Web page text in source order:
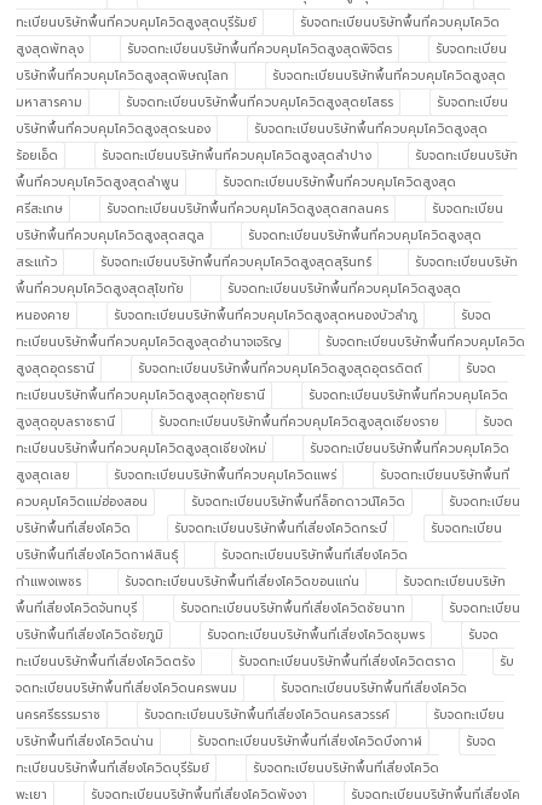
ทะเบียนบริษัทพื้นที่ควบคุมโควิดสูงสุดบุรีรัมย์
รับจดทะเบียนบริษัทพื้นที่ควบคุมโควิด
สูงสุดพัทลุง
รับจดทะเบียนบริษัทพื้นที่ควบคุมโควิดสูงสุดพิจิตร
รับจดทะเบียน
บริษัทพื้นที่ควบคุมโควิดสูงสุดพิษณุโลก
รับจดทะเบียนบริษัทพื้นที่ควบคุมโควิดสูงสุด
มหาสารคาม
รับจดทะเบียนบริษัทพื้นที่ควบคุมโควิดสูงสุดยโสธร
รับจดทะเบียน
บริษัทพื้นที่ควบคุมโควิดสูงสุดระนอง
รับจดทะเบียนบริษัทพื้นที่ควบคุมโควิดสูงสุด
ร้อยเอ็ด
รับจดทะเบียนบริษัทพื้นที่ควบคุมโควิดสูงสุดลำปาง
รับจดทะเบียนบริษัท
พื้นที่ควบคุมโควิดสูงสุดลำพูน
รับจดทะเบียนบริษัทพื้นที่ควบคุมโควิดสูงสุด
ศรีสะเกษ
รับจดทะเบียนบริษัทพื้นที่ควบคุมโควิดสูงสุดสกลนคร
รับจดทะเบียน
บริษัทพื้นที่ควบคุมโควิดสูงสุดสตูล
รับจดทะเบียนบริษัทพื้นที่ควบคุมโควิดสูงสุด
สระแก้ว
รับจดทะเบียนบริษัทพื้นที่ควบคุมโควิดสูงสุดสุรินทร์
รับจดทะเบียนบริษัท
พื้นที่ควบคุมโควิดสูงสุดสุโขทัย
รับจดทะเบียนบริษัทพื้นที่ควบคุมโควิดสูงสุด
หนองคาย
รับจดทะเบียนบริษัทพื้นที่ควบคุมโควิดสูงสุดหนองบัวลำภู
รับจด
ทะเบียนบริษัทพื้นที่ควบคุมโควิดสูงสุดอำนาจเจริญ
รับจดทะเบียนบริษัทพื้นที่ควบคุมโควิด
สูงสุดอุดรธานี
รับจดทะเบียนบริษัทพื้นที่ควบคุมโควิดสูงสุดอุตรดิตถ์
รับจด
ทะเบียนบริษัทพื้นที่ควบคุมโควิดสูงสุดอุทัยธานี
รับจดทะเบียนบริษัทพื้นที่ควบคุมโควิด
สูงสุดอุบลราชธานี
รับจดทะเบียนบริษัทพื้นที่ควบคุมโควิดสูงสุดเชียงราย
รับจด
ทะเบียนบริษัทพื้นที่ควบคุมโควิดสูงสุดเชียงใหม่
รับจดทะเบียนบริษัทพื้นที่ควบคุมโควิด
สูงสุดเลย
รับจดทะเบียนบริษัทพื้นที่ควบคุมโควิดแพร่
รับจดทะเบียนบริษัทพื้นที่
ควบคุมโควิดแม่ฮ่องสอน
รับจดทะเบียนบริษัทพื้นที่ล็อกดาวน์โควิด
รับจดทะเบียน
บริษัทพื้นที่เสี่ยงโควิด
รับจดทะเบียนบริษัทพื้นที่เสี่ยงโควิดกระบี่
รับจดทะเบียน
บริษัทพื้นที่เสี่ยงโควิดกาฬสินธุ์
รับจดทะเบียนบริษัทพื้นที่เสี่ยงโควิด
กำแพงเพชร
รับจดทะเบียนบริษัทพื้นที่เสี่ยงโควิดขอนแก่น
รับจดทะเบียนบริษัท
พื้นที่เสี่ยงโควิดจันทบุรี
รับจดทะเบียนบริษัทพื้นที่เสี่ยงโควิดชัยนาท
รับจดทะเบียน
บริษัทพื้นที่เสี่ยงโควิดชัยภูมิ
รับจดทะเบียนบริษัทพื้นที่เสี่ยงโควิดชุมพร
รับจด
ทะเบียนบริษัทพื้นที่เสี่ยงโควิดตรัง
รับจดทะเบียนบริษัทพื้นที่เสี่ยงโควิดตราด
รับ
จดทะเบียนบริษัทพื้นที่เสี่ยงโควิดนครพนม
รับจดทะเบียนบริษัทพื้นที่เสี่ยงโควิด
นครศรีธรรมราช
รับจดทะเบียนบริษัทพื้นที่เสี่ยงโควิดนครสวรรค์
รับจดทะเบียน
บริษัทพื้นที่เสี่ยงโควิดน่าน
รับจดทะเบียนบริษัทพื้นที่เสี่ยงโควิดบึงกาฬ
รับจด
ทะเบียนบริษัทพื้นที่เสี่ยงโควิดบุรีรัมย์
รับจดทะเบียนบริษัทพื้นที่เสี่ยงโควิด
พะเยา
รับจดทะเบียนบริษัทพื้นที่เสี่ยงโควิดพังงา
รับจดทะเบียนบริษัทพื้นที่เสี่ยงโค